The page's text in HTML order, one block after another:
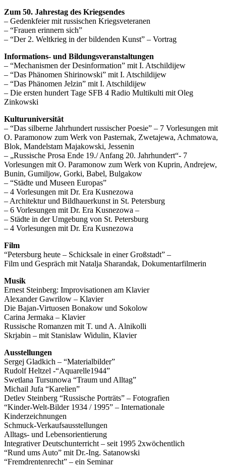
Zum 50. Jahrestag des Kriegsendes
– Gedenkfeier mit russischen Kriegsveteranen
– “Frauen erinnern sich”
– “Der 2. Weltkrieg in der bildenden Kunst” – Vortrag
Informations- und Bildungsveranstaltungen
– “Mechanismen der Desinformation” mit I. Atschildijew
– “Das Phänomen Shirinowski” mit I. Atschildijew
– “Das Phänomen Jelzin” mit I. Atschildijew
– Die ersten hundert Tage SFB 4 Radio Multikulti mit Oleg
Zinkowski
Kulturuniversität
– “Das silberne Jahrhundert russischer Poesie” – 7 Vorlesungen mit
O. Paramonow zum Werk von Pasternak, Zwetajewa, Achmatowa,
Blok, Mandelstam Majakowski, Jessenin
– „Russische Prosa Ende 19./ Anfang 20. Jahrhundert“- 7
Vorlesungen mit O. Paramonow zum Werk von Kuprin, Andrejew,
Bunin, Gumiljow, Gorki, Babel, Bulgakow
– “Städte und Museen Europas”
– 4 Vorlesungen mit Dr. Era Kusnezowa
– Architektur und Bildhauerkunst in St. Petersburg
– 6 Vorlesungen mit Dr. Era Kusnezowa –
– Städte in der Umgebung von St. Petersburg
– 4 Vorlesungen mit Dr. Era Kusnezowa
Film
“Petersburg heute – Schicksale in einer Großstadt” –
Film und Gespräch mit Natalja Sharandak, Dokumentarfilmerin
Musik
Ernest Steinberg: Improvisationen am Klavier
Alexander Gawrilow – Klavier
Die Bajan-Virtuosen Bonakow und Sokolow
Carina Jermaka – Klavier
Russische Romanzen mit T. und A. Alnikolli
Skrjabin – mit Stanislaw Widulin, Klavier
Ausstellungen
Sergej Gladkich – “Materialbilder”
Rudolf Heltzel -“Aquarelle1944”
Swetlana Tursunowa “Traum und Alltag”
Michail Jufa “Karelien”
Detlev Steinberg “Russische Porträts” – Fotografien
“Kinder-Welt-Bilder 1934 / 1995” – Internationale
Kinderzeichnungen
Schmuck-Verkaufsausstellungen
Alltags- und Lebensorientierung
Integrativer Deutschunterricht – seit 1995 2xwöchentlich
“Rund ums Auto” mit Dr.-Ing. Satanowski
“Fremdrentenrecht” – ein Seminar